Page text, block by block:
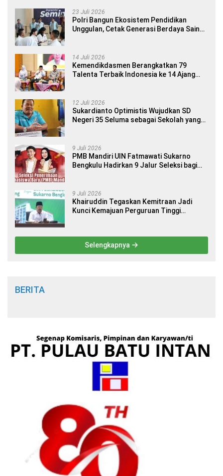
23 Juli 2026
Polri Bangun Ekosistem Pendidikan
Unggulan, Cetak Generasi Berdaya Saing
14 Juli 2026
Kemendikdasmen Berangkatkan 79
Talenta Terbaik Indonesia ke 14 Ajang
12 Juli 2026
Sukardianto Optimistis Wujudkan SD
Negeri 35 Seluma sebagai Sekolah yang
9 Juli 2026
PMB Mandiri UIN Fatmawati Sukarno
Bengkulu Hadirkan 9 Jalur Seleksi bagi
9 Juli 2026
Khairuddin Tegaskan Kemitraan Jadi
Kunci Kemajuan Perguruan Tinggi
Selengkapnya
BERITA